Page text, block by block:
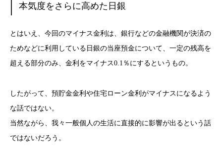
本気度をさらに高めた日銀
とはいえ、今回のマイナス金利は、銀行などの金融機関が決済の
ためなどに利用している日銀の当座預金について、一定の残高を
超える部分のみ、金利をマイナス0.1％にするというもの。
したがって、預貯金金利や住宅ローン金利がマイナスになるよう
な話ではない。
当然ながら、我々一般個人の生活に直接的に影響が出るという話
ではないだろう。